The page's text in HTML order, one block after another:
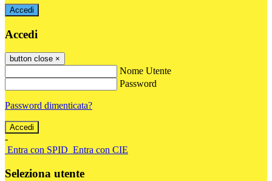
Accedi
Accedi
button close ×
Nome Utente
Password
Password dimenticata?
-
Entra con SPID Entra con CIE
Seleziona utente